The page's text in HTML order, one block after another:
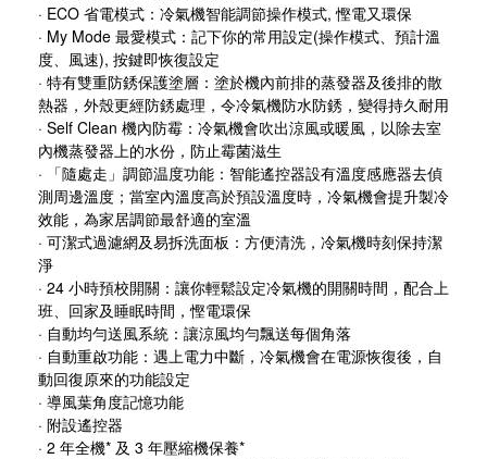
· ECO 省電模式 ： 冷氣機智能調節操作模式, 慳電又環保
· My Mode 最愛模式 ： 記下你的常用設定(操作模式、預計溫
度、風速), 按鍵即恢復設定
· 特有雙重防銹保護塗層 ： 塗於機內前排的蒸發器及後排的散
熱器，外殼更經防銹處理，令冷氣機防水防銹，變得持久耐用
· Self Clean 機內防霉 ： 冷氣機會吹出涼風或暖風，以除去室
內機蒸發器上的水份，防止霉菌滋生
· 「隨處走 」調節温度功能 ： 智能遙控器設有溫度感應器去偵
測周邊溫度；當室內溫度高於預設溫度時，冷氣機會提升製冷
效能，為家居調節最舒適的室溫
· 可潔式過濾網及易拆洗面板 ： 方便清洗，冷氣機時刻保持潔
淨
· 24 小時預校開關 ： 讓你輕鬆設定冷氣機的開關時間，配合上
班、回家及睡眠時間 ，慳電環保
· 自動均勻送風系統 ： 讓涼風均勻飄送每個角落
· 自動重啟功能 ： 遇上電力中斷，冷氣機會在電源恢復後，自
動回復原來的功能設定
· 導風葉角度記憶功能
· 附設遙控器
· 2 年全機* 及 3 年壓縮機保養*